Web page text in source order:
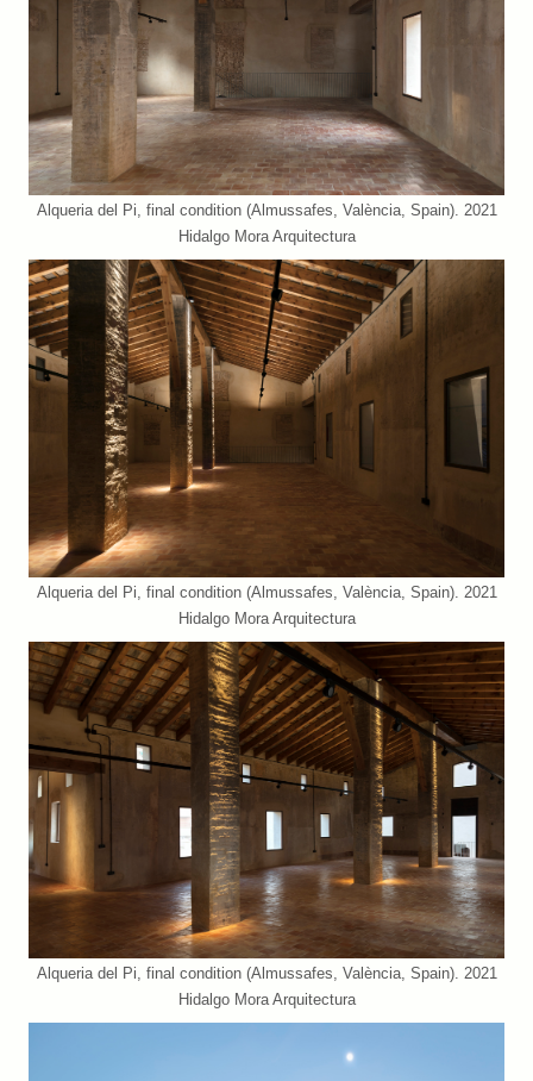
Alqueria del Pi, final condition (Almussafes, València, Spain). 2021
Hidalgo Mora Arquitectura
Alqueria del Pi, final condition (Almussafes, València, Spain). 2021
Hidalgo Mora Arquitectura
Alqueria del Pi, final condition (Almussafes, València, Spain). 2021
Hidalgo Mora Arquitectura